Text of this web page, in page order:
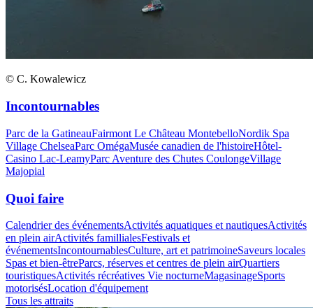
© C. Kowalewicz
Incontournables
Parc de la GatineauFairmont Le Château MontebelloNordik Spa
Village ChelseaParc OmégaMusée canadien de l'histoireHôtel-
Casino Lac-LeamyParc Aventure des Chutes CoulongeVillage
Majopial
Quoi faire
Calendrier des événementsActivités aquatiques et nautiquesActivités
en plein airActivités famillialesFestivals et
événementsIncontournablesCulture, art et patrimoineSaveurs locales
Spas et bien-êtreParcs, réserves et centres de plein airQuartiers
touristiquesActivités récréatives Vie nocturneMagasinageSports
motorisésLocation d'équipement
Tous les attraits